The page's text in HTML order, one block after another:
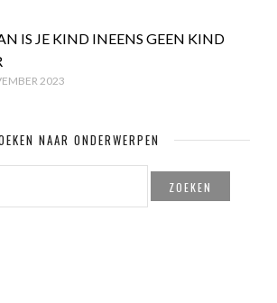
IS JE KIND INEENS GEEN KIND
2023
NAAR ONDERWERPEN